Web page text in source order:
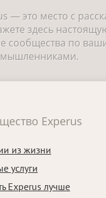
— это место с
здесь
сообщества по
Experus
из жизни
услуги
Experus лучше